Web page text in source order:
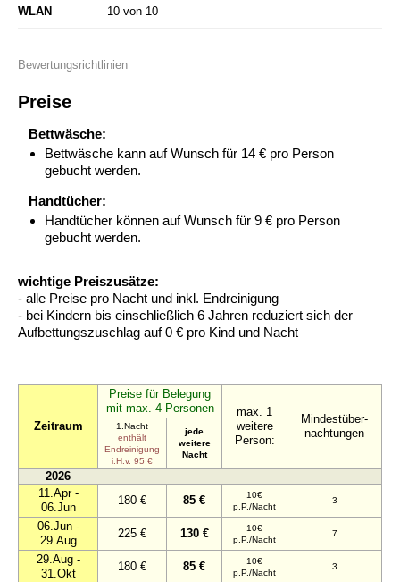
WLAN 10 von 10
Bewertungsrichtlinien
Preise
Bettwäsche:
Bettwäsche kann auf Wunsch für 14 € pro Person
gebucht werden.
Handtücher:
Handtücher können auf Wunsch für 9 € pro Person
gebucht werden.
wichtige Preiszusätze:
- alle Preise pro Nacht und inkl. Endreinigung
- bei Kindern bis einschließlich 6 Jahren reduziert sich der
Aufbettungszuschlag auf 0 € pro Kind und Nacht
Zeitraum
Preise für Belegung
mit max. 4 Personen
max. 1
weitere
Person:
Mindestüber-
nachtungen
1.Nacht
enthält
Endreinigung
i.H.v. 95 €
jede
weitere
Nacht
2026
11.Apr -
06.Jun
180 € 85 €
10€
p.P./Nacht
3
06.Jun -
29.Aug
225 € 130 €
10€
p.P./Nacht
7
29.Aug -
31.Okt
180 € 85 €
10€
p.P./Nacht
3